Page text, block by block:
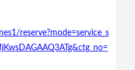
reserve?mode=service_s